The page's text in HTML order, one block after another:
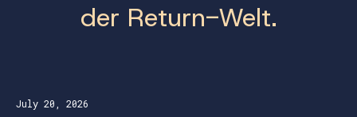
der Return-Welt.
July 20, 2026